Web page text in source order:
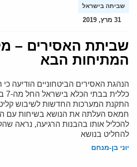
שביתה בישראל
31 מרץ, 2019
שביתת האסירים –
המתיחות הבא
הנהגת האסירים הביטחוניים הודיעה
התקנת המערכות החדשות לשיבוש
חמאס העלתה את הנושא בשיחות עם
להכליל אותו בהבנות הרגיעה, נראה
להחליט בנושא
יוני בן-מנחם